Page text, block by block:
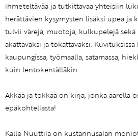
ihmeteltävää ja tutkittavaa yhteisiin
herättävien kysymysten lisäksi upea ja
tulvii värejä, muotoja, kulkupelejä
äkättäväksi ja tökättäväksi.
kaupungissa, työmaalla, satamassa,
kuin lentokentälläkin.
Äkkää ja tökkää on kirja, jonka äärellä
epäkohteliasta!
Kalle Nuuttila on kustannusalan